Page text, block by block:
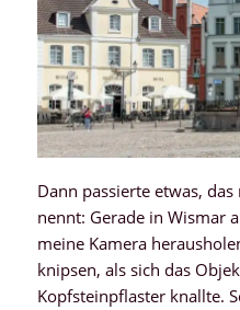
Dann passierte etwas,
nennt: Gerade in Wismar
meine Kamera
knipsen, als sich das
Kopfsteinpflaster knallte.